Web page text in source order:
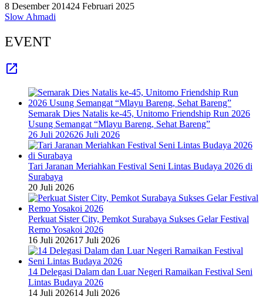
8 Desember 201424 Februari 2025
Slow Ahmadi
EVENT
Semarak Dies Natalis ke-45, Unitomo Friendship Run 2026
Usung Semangat “Mlayu Bareng, Sehat Bareng”
26 Juli 202626 Juli 2026
Tari Jaranan Meriahkan Festival Seni Lintas Budaya 2026 di
Surabaya
20 Juli 2026
Perkuat Sister City, Pemkot Surabaya Sukses Gelar Festival
Remo Yosakoi 2026
16 Juli 202617 Juli 2026
14 Delegasi Dalam dan Luar Negeri Ramaikan Festival Seni
Lintas Budaya 2026
14 Juli 202614 Juli 2026